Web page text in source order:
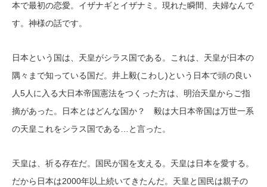
本で最初の恋愛。イザナギとイザナミ。現れた瞬間、夫婦なんで
す。神様の話です。
日本という国は、天皇がシラス国である。これは、天皇が日本の
隅々まで知っている国だ。井上毅(こわし)という日本で頭の良い
人5人に入る大日本帝国憲法をつくった方は、明治天皇からご指
摘があった。日本とはどんな国か？ 毅は大日本帝国は万世一系
の天皇これをシラス国である…と言った。
天皇は、祈る存在だ。国民が国を支える。天皇は日本を愛する。
だから日本は2000年以上続いてきたんだ。天皇と国民は親子の